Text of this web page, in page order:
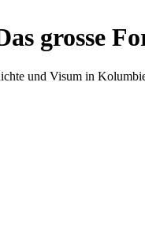
grosse
und Visum in